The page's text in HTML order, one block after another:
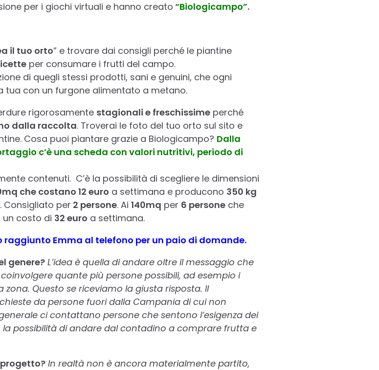
per i giochi virtuali e hanno creato“Biologicampo”.
il tuo orto” e trovare dai consigli perché le piantine
per consumare i frutti del campo.
di quegli stessi prodotti, sani e genuini, che ogni
con un furgone alimentato a metano.
rigorosamente stagionali e freschissimeperché
dalla raccolta. Troverai le foto del tuo orto sul sito e
Cosa puoi piantare grazie a Biologicampo? Dalla
c’è una scheda con valori nutritivi, periodo di
contenuti. C’è la possibilità di scegliere le dimensioni
che costano 12 euro a settimana e producono 350 kg
Consigliato per 2 persone. Ai 140mq per 6 personeche
un costo di 32 euro a settimana.
Emma al telefono per un paio di domande.
genere? L’idea è quella di andare oltre il messaggio che
quante più persone possibili, ad esempio i
Questo se riceviamo la giusta risposta. Il
da persone fuori dalla Campania di cui non
ci contattano persone che sentono l’esigenza dei
possibilità di andare dal contadino a comprare frutta e
In realtà non è ancora materialmente partito,